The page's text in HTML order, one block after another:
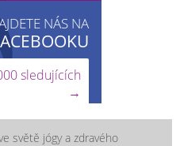
NÁS NA
sledujících
→
světě jógy a zdravého